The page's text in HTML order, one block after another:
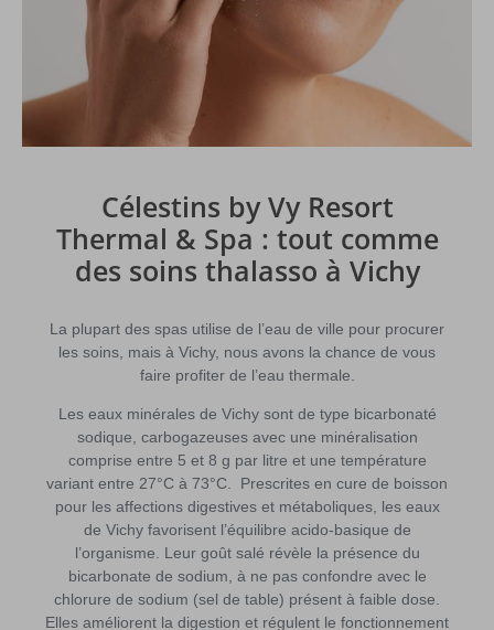
Célestins by Vy Resort
Thermal & Spa : tout comme
des soins thalasso à Vichy
La plupart des spas utilise de l’eau de ville pour procurer
les soins, mais à Vichy, nous avons la chance de vous
faire profiter de l’eau thermale.
Les eaux minérales de Vichy sont de type bicarbonaté
sodique, carbogazeuses avec une minéralisation
comprise entre 5 et 8 g par litre et une température
variant entre 27°C à 73°C. Prescrites en cure de boisson
pour les affections digestives et métaboliques, les eaux
de Vichy favorisent l’équilibre acido-basique de
l’organisme. Leur goût salé révèle la présence du
bicarbonate de sodium, à ne pas confondre avec le
chlorure de sodium (sel de table) présent à faible dose.
Elles améliorent la digestion et régulent le fonctionnement